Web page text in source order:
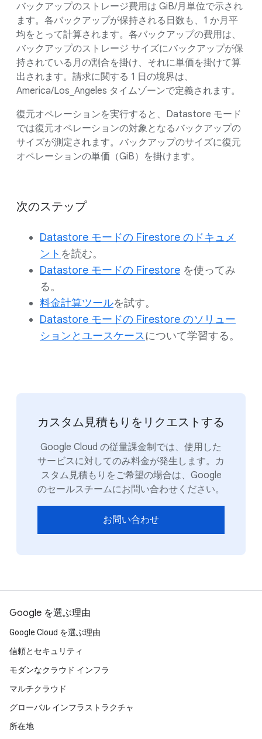
バックアップのストレージ費用は GiB/月単位で示され
ます。各バックアップが保持される日数も、1 か月平
均をとって計算されます。各バックアップの費用は、
バックアップのストレージ サイズにバックアップが保
持されている月の割合を掛け、それに単価を掛けて算
出されます。請求に関する 1 日の境界は、
America/Los_Angeles タイムゾーンで定義されます。
復元オペレーションを実行すると、Datastore モード
では復元オペレーションの対象となるバックアップの
サイズが測定されます。バックアップのサイズに復元
オペレーションの単価（GiB）を掛けます。
次のステップ
Datastore モードの Firestore のドキュメ
ント を読む。
Datastore モードの Firestore を使ってみ
る。
料金計算ツールを試す。
Datastore モードの Firestore のソリュー
ションとユースケースについて学習する。
カスタム見積もりをリクエストする
Google Cloud の従量課金制では、使用した
サービスに対してのみ料金が発生します。カ
スタム見積もりをご希望の場合は、Google
のセールスチームにお問い合わせください。
お問い合わせ
Google を選ぶ理由
Google Cloud を選ぶ理由
信頼とセキュリティ
モダンなクラウド インフラ
マルチクラウド
グローバル インフラストラクチャ
所在地